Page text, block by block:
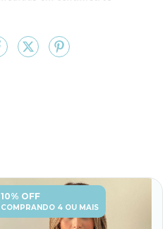
10% OFF
COMPRANDO 4 OU MAIS